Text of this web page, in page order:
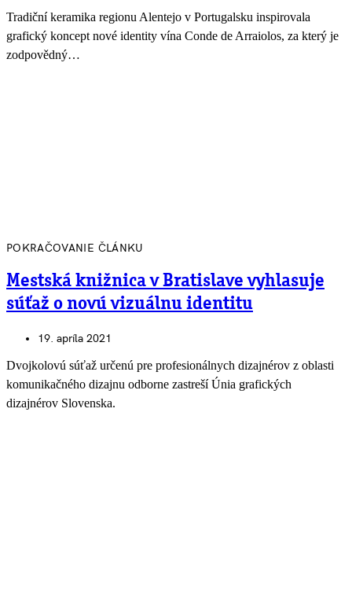
Tradiční keramika regionu Alentejo v Portugalsku inspirovala
grafický koncept nové identity vína Conde de Arraiolos, za který je
zodpovědný…
POKRAČOVANIE ČLÁNKU
Mestská knižnica v Bratislave vyhlasuje
súťaž o novú vizuálnu identitu
19. apríla 2021
Dvojkolovú súťaž určenú pre profesionálnych dizajnérov z oblasti
komunikačného dizajnu odborne zastreší Únia grafických
dizajnérov Slovenska.